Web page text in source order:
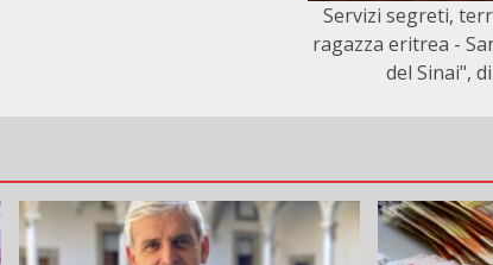
Servizi segreti,
ragazza eritrea -
del Sinai",